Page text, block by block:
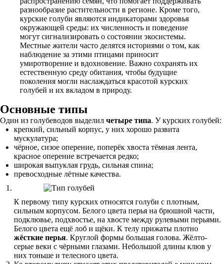
разнообразие растительности в регионе. Кроме того,
курские голуби являются индикаторами здоровья
окружающей среды: их численность и поведение
могут сигнализировать о состоянии экосистемы.
Местные жители часто делятся историями о том, как
наблюдение за этими птицами приносит
умиротворение и вдохновение. Важно сохранять их
естественную среду обитания, чтобы будущие
поколения могли наслаждаться красотой курских
голубей и их вкладом в природу.
Основные типы
Один из голубеводов выделил четыре типа. У курских голубей:
крепкий, сильный корпус, у них хорошо развита
мускулатура;
чёрное, сизое оперение, поперёк хвоста тёмная лента,
красное оперение встречается редко;
широкая выпуклая грудь, сильная спина;
превосходные лётные качества.
К первому типу курских относятся голуби с плотным,
сильным корпусом. Белого цвета перья на брюшной части,
подклювье, подхвостье, на хвосте между рулевыми перьями.
Белого цвета ещё лоб и щёки. К телу прижаты плотно
жёсткие перья. Круглой формы большая голова. Жёлто-
серые веки с чёрными глазами. Небольшой длины клюв у
них тоньше и телесного цвета.